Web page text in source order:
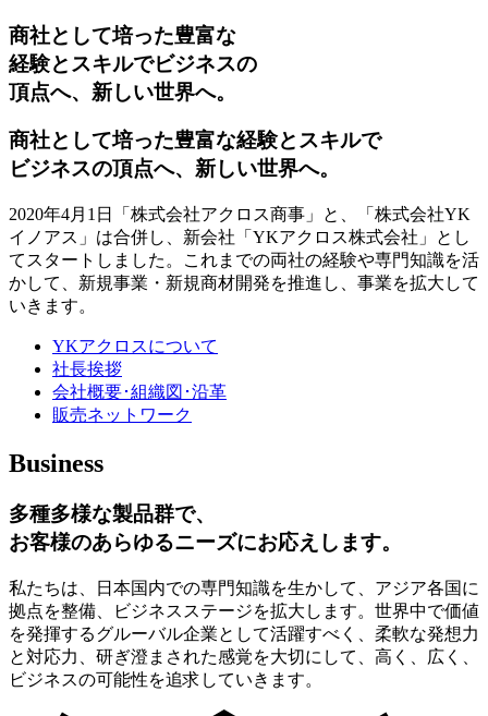
商社として培った豊富な
経験とスキルでビジネスの
頂点へ、新しい世界へ。
商社として培った豊富な経験とスキルで
ビジネスの頂点へ、新しい世界へ。
2020年4月1日「株式会社アクロス商事」と、「株式会社YK
イノアス」は合併し、新会社「YKアクロス株式会社」とし
てスタートしました。これまでの両社の経験や専門知識を活
かして、新規事業・新規商材開発を推進し、事業を拡大して
いきます。
YKアクロスについて
社長挨拶
会社概要･組織図･沿革
販売ネットワーク
Business
多種多様な製品群で、
お客様のあらゆるニーズにお応えします。
私たちは、日本国内での専門知識を生かして、アジア各国に
拠点を整備、ビジネスステージを拡大します。世界中で価値
を発揮するグルーバル企業として活躍すべく、柔軟な発想力
と対応力、研ぎ澄まされた感覚を大切にして、高く、広く、
ビジネスの可能性を追求していきます。